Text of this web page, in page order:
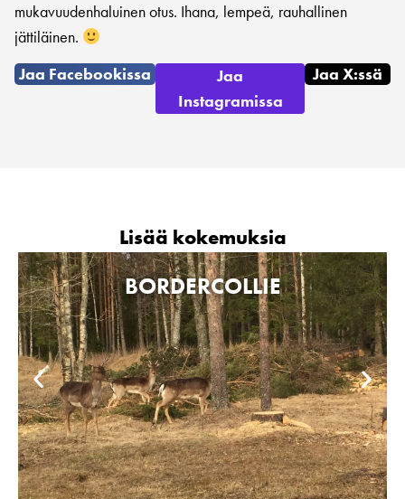
mukavuudenhaluinen otus. Ihana, lempeä, rauhallinen
jättiläinen.
Jaa Facebookissa
Jaa
Instagramissa
Jaa X:ssä
Lisää kokemuksia
BORDERCOLLIE